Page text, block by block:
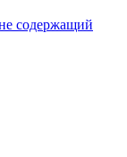
содержащий